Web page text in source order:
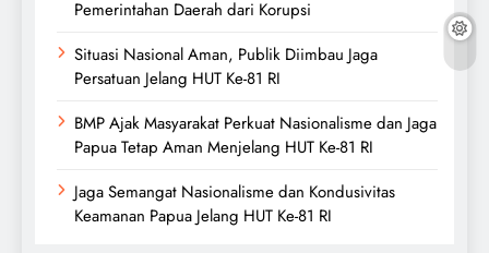
Pemerintahan Daerah dari Korupsi
Situasi Nasional Aman, Publik Diimbau Jaga
Persatuan Jelang HUT Ke-81 RI
BMP Ajak Masyarakat Perkuat Nasionalisme dan Jaga
Papua Tetap Aman Menjelang HUT Ke-81 RI
Jaga Semangat Nasionalisme dan Kondusivitas
Keamanan Papua Jelang HUT Ke-81 RI